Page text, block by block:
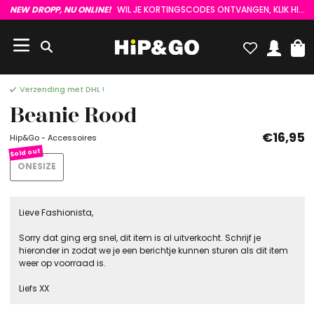
NEW DROPP, NU ONLINE! WIL JE KORTINGSCODES ONTVANGEN, KLIK HIER :)
Verzending met DHL !
Beanie Rood
Hip&Go - Accessoires €16,95
ONESIZE
Lieve Fashionista,
Sorry dat ging erg snel, dit item is al uitverkocht. Schrijf je
hieronder in zodat we je een berichtje kunnen sturen als dit item
weer op voorraad is.
Liefs XX